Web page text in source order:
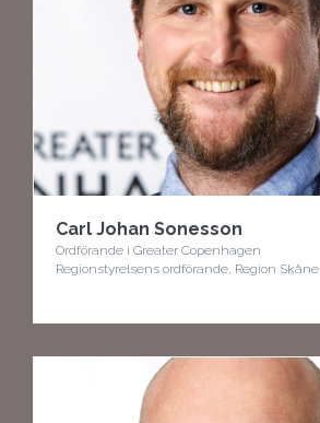
Carl Johan Sonesson
Ordförande i Greater Copenhagen
Regionstyrelsens ordförande, Region Skåne